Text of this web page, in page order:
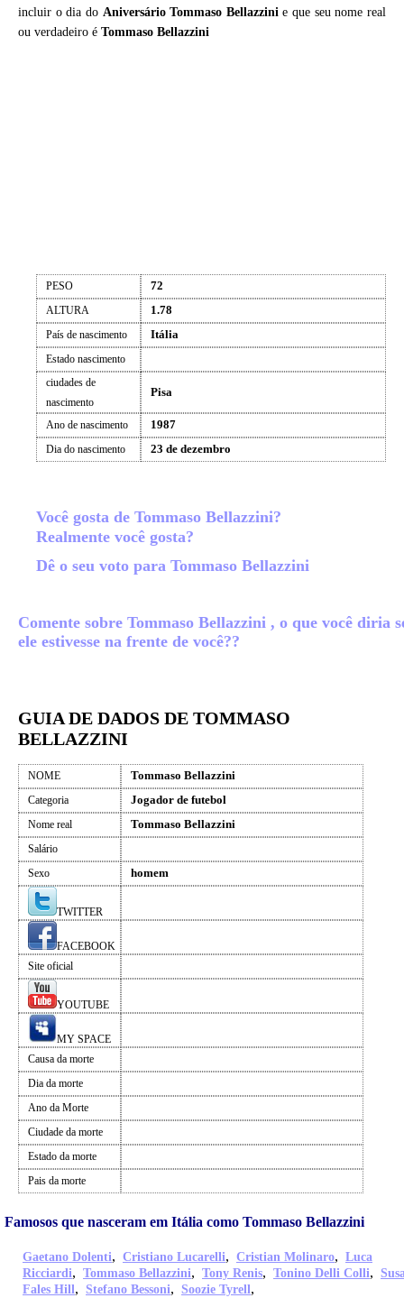
incluir o dia do Aniversário Tommaso Bellazzinie que seu nome real
ou verdadeiro é Tommaso Bellazzini
PESO 72
ALTURA 1.78
País de nascimento Itália
Estado nascimento
ciudades de
nascimento
Pisa
Ano de nascimento 1987
Dia do nascimento 23 de dezembro
Você gosta de Tommaso Bellazzini?
Realmente você gosta?
Dê o seu voto para Tommaso Bellazzini
Comente sobre Tommaso Bellazzini , o que você diria
ele estivesse na frente de você??
GUIA DE DADOS DE TOMMASO
BELLAZZINI
NOME Tommaso Bellazzini
Categoria Jogador de futebol
Nome real Tommaso Bellazzini
Salário
Sexo
homem
TWITTER
FACEBOOK
Site oficial
YOUTUBE
MY SPACE
Causa da morte
Dia da morte
Ano da Morte
Ciudade da morte
Estado da morte
Pais da morte
Famosos que nasceram em Itália como Tommaso Bellazzini
Gaetano Dolenti, Cristiano Lucarelli, Cristian Molinaro, Luca
Ricciardi, Tommaso Bellazzini, Tony Renis, Tonino Delli Colli,
Fales Hill, Stefano Bessoni, Soozie Tyrell,